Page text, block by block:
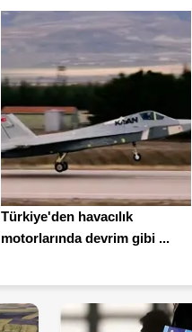
Türkiye'den havacılık
motorlarında devrim gibi ...